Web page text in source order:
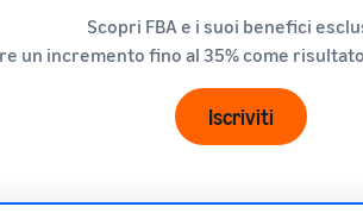
Scopri FBA e i suoi benefici
un incremento fino al 35% come
Iscriviti